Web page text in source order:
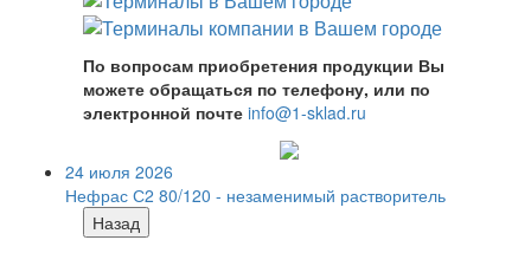
По вопросам приобретения продукции Вы
можете обращаться по телефону, или по
электронной почте info@1-sklad.ru
24 июля 2026
Нефрас С2 80/120 - незаменимый растворитель
Назад